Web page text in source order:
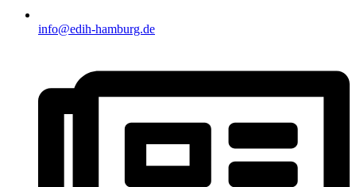
info@edih-hamburg.de